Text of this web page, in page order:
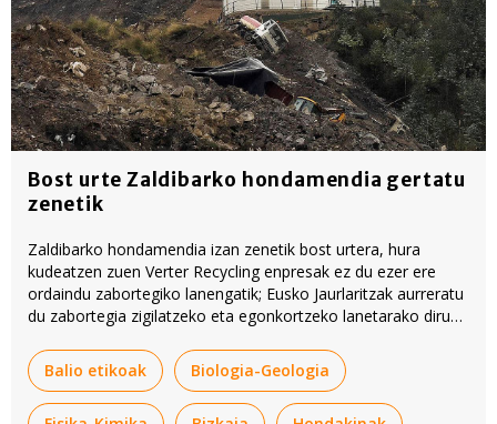
Bost urte Zaldibarko hondamendia gertatu
zenetik
Zaldibarko hondamendia izan zenetik bost urtera, hura
kudeatzen zuen Verter Recycling enpresak ez du ezer ere
ordaindu zabortegiko lanengatik; Eusko Jaurlaritzak aurreratu
du zabortegia zigilatzeko eta egonkortzeko lanetarako dirua.
oraindik ere, eta adituen txostenak biltzen ari dira.
Balio etikoak Biologia-Geologia